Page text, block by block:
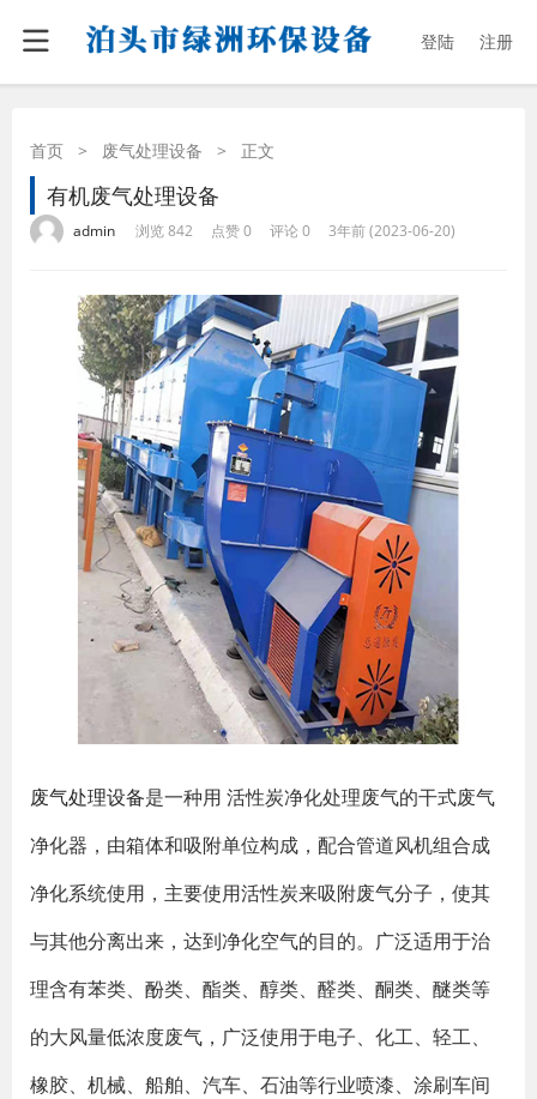
登陆 注册
首页 > 废气处理设备 > 正文
有机废气处理设备
admin 浏览 842 点赞 0 评论 0 3年前 (2023-06-20)
废气处理设备是一种用 活性炭净化处理废气的干式废气
净化器，由箱体和吸附单位构成，配合管道风机组合成
净化系统使用，主要使用活性炭来吸附废气分子，使其
与其他分离出来，达到净化空气的目的。广泛适用于治
理含有苯类、酚类、酯类、醇类、醛类、酮类、醚类等
的大风量低浓度废气，广泛使用于电子、化工、轻工、
橡胶、机械、船舶、汽车、石油等行业喷漆、涂刷车间